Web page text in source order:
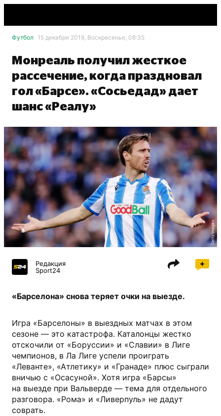
Футбол 15 декабря 2019, Воскресенье, 08:35
Монреаль получил жесткое
рассечение, когда праздновал
гол «Барсе». «Сосьедад» дает
шанс «Реалу»
Getty Images
Редакция
Sport24
«Барселона» снова теряет очки на выезде.
Игра «Барселоны» в выездных матчах в этом
сезоне — это катастрофа. Каталонцы жестко
отскочили от «Боруссии» и «Славии» в Лиге
чемпионов, в Ла Лиге успели проиграть
«Леванте», «Атлетику» и «Гранаде» плюс сыграли
вничью с «Осасуной». Хотя игра «Барсы»
на выезде при Вальверде — тема для отдельного
разговора. «Рома» и «Ливерпуль» не дадут
соврать.